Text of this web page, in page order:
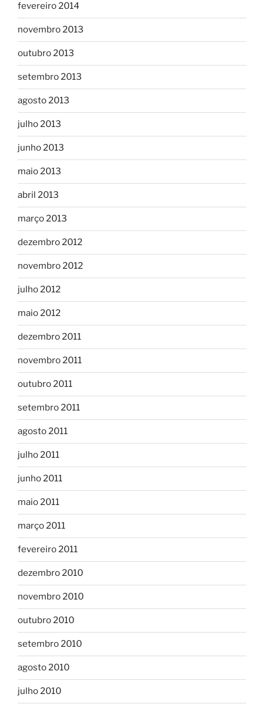
fevereiro 2014
novembro 2013
outubro 2013
setembro 2013
agosto 2013
julho 2013
junho 2013
maio 2013
abril 2013
março 2013
dezembro 2012
novembro 2012
julho 2012
maio 2012
dezembro 2011
novembro 2011
outubro 2011
setembro 2011
agosto 2011
julho 2011
junho 2011
maio 2011
março 2011
fevereiro 2011
dezembro 2010
novembro 2010
outubro 2010
setembro 2010
agosto 2010
julho 2010